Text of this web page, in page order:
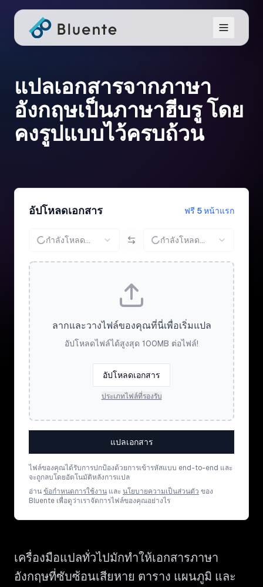
แปลเอกสารจากภาษา
อังกฤษเป็นภาษาฮีบรู โดย
คงรูปแบบไว้ครบถ้วน
อัปโหลดเอกสาร ฟรี 5 หน้าแรก
กำลังโหลด... กำลังโหลด...
ลากและวางไฟล์ของคุณที่นี่เพื่อเริ่มแปล
อัปโหลดไฟล์ได้สูงสุด 100MB ต่อไฟล์!
อัปโหลดเอกสาร
ประเภทไฟล์ที่รองรับ
แปลเอกสาร
ไฟล์ของคุณได้รับการปกป้องด้วยการเข้ารหัสแบบ end-to-end และ
จะถูกลบโดยอัตโนมัติหลังการแปล
อ่านข้อกำหนดการใช้งาน และ นโยบายความเป็นส่วนตัว ของ
Bluente เพื่อดูว่าเราจัดการไฟล์ของคุณอย่างไร
เครื่องมือแปลทั่วไปมักทำให้เอกสารภาษา
อังกฤษที่ซับซ้อนเสียหาย ตาราง แผนภูมิ และ